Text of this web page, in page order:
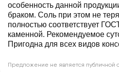
особенность данной
браком. Соль при этом не
полностью соответствует
каменной. Рекомендуемое
Пригодна для всех видов
Предложение не является публичной